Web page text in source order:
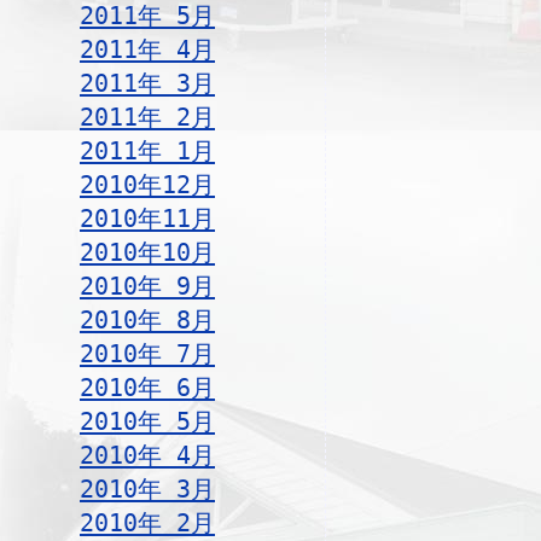
2011年 5月
2011年 4月
2011年 3月
2011年 2月
2011年 1月
2010年12月
2010年11月
2010年10月
2010年 9月
2010年 8月
2010年 7月
2010年 6月
2010年 5月
2010年 4月
2010年 3月
2010年 2月